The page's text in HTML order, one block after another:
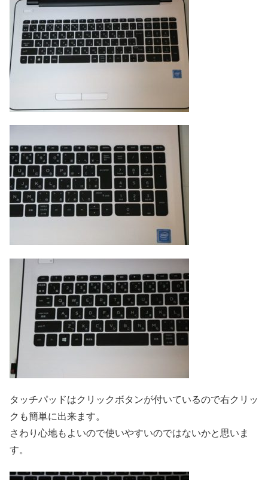
タッチパッドはクリックボタンが付いているので右クリッ
クも簡単に出来ます。
さわり心地もよいので使いやすいのではないかと思いま
す。